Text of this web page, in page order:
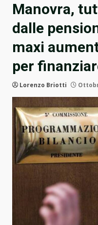
Manovra,
dalle
maxi
per
Lorenzo Briotti